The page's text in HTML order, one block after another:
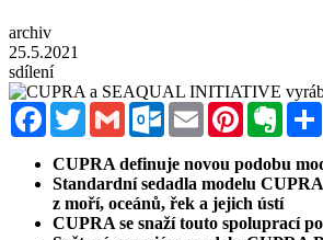
archiv
25.5.2021
sdílení
FacebookTwitterGmail Outlook.com
Email Pinterest
CUPRA definuje novou podobu
Standardní sedadla modelu
z moří, oceánů, řek a jejich ústí
CUPRA se snaží touto spoluprací